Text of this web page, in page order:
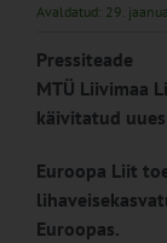
Avaldatud: 29.
Pressiteade
MTÜ Liivimaa
käivitatud
Euroopa Liit
Euroopas.